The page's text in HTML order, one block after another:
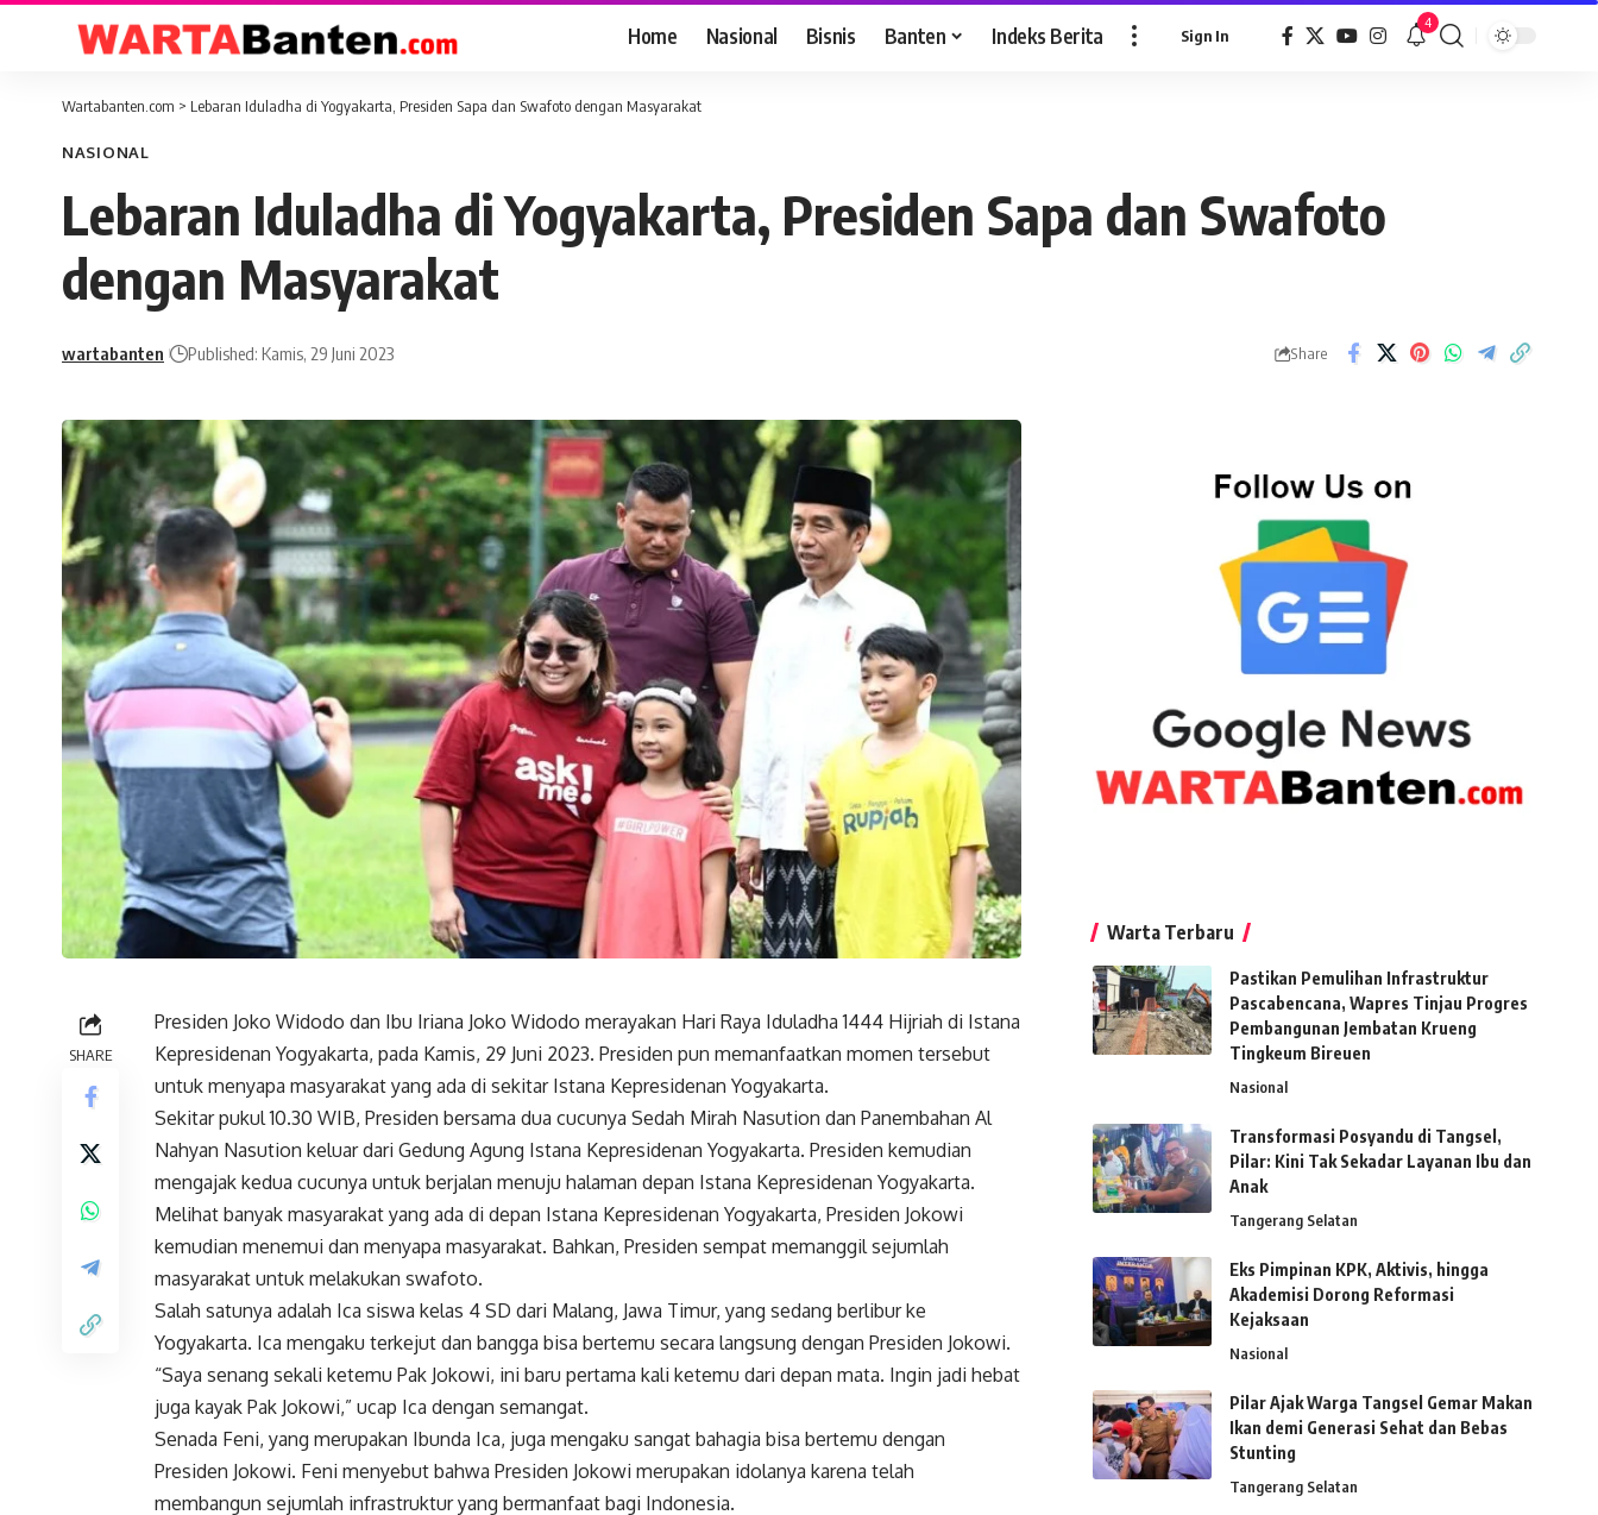
Home Nasional Bisnis Banten Indeks Berita Sign In
4
Wartabanten.com > Lebaran Iduladha di Yogyakarta, Presiden Sapa dan Swafoto dengan Masyarakat
NASIONAL
Lebaran Iduladha di Yogyakarta, Presiden Sapa dan Swafoto
dengan Masyarakat
wartabanten Published: Kamis, 29 Juni 2023 Share
SHARE
Presiden Joko Widodo dan Ibu Iriana Joko Widodo merayakan Hari Raya Iduladha 1444 Hijriah di Istana
Kepresidenan Yogyakarta, pada Kamis, 29 Juni 2023. Presiden pun memanfaatkan momen tersebut
untuk menyapa masyarakat yang ada di sekitar Istana Kepresidenan Yogyakarta.
Sekitar pukul 10.30 WIB, Presiden bersama dua cucunya Sedah Mirah Nasution dan Panembahan Al
Nahyan Nasution keluar dari Gedung Agung Istana Kepresidenan Yogyakarta. Presiden kemudian
mengajak kedua cucunya untuk berjalan menuju halaman depan Istana Kepresidenan Yogyakarta.
Melihat banyak masyarakat yang ada di depan Istana Kepresidenan Yogyakarta, Presiden Jokowi
kemudian menemui dan menyapa masyarakat. Bahkan, Presiden sempat memanggil sejumlah
masyarakat untuk melakukan swafoto.
Salah satunya adalah Ica siswa kelas 4 SD dari Malang, Jawa Timur, yang sedang berlibur ke
Yogyakarta. Ica mengaku terkejut dan bangga bisa bertemu secara langsung dengan Presiden Jokowi.
“Saya senang sekali ketemu Pak Jokowi, ini baru pertama kali ketemu dari depan mata. Ingin jadi hebat
juga kayak Pak Jokowi,” ucap Ica dengan semangat.
Senada Feni, yang merupakan Ibunda Ica, juga mengaku sangat bahagia bisa bertemu dengan
Presiden Jokowi. Feni menyebut bahwa Presiden Jokowi merupakan idolanya karena telah
membangun sejumlah infrastruktur yang bermanfaat bagi Indonesia.
Warta Terbaru
Pastikan Pemulihan Infrastruktur
Pascabencana, Wapres Tinjau Progres
Pembangunan Jembatan Krueng
Tingkeum Bireuen
Nasional
Transformasi Posyandu di Tangsel,
Pilar: Kini Tak Sekadar Layanan Ibu dan
Anak
Tangerang Selatan
Eks Pimpinan KPK, Aktivis, hingga
Akademisi Dorong Reformasi
Kejaksaan
Nasional
Pilar Ajak Warga Tangsel Gemar Makan
Ikan demi Generasi Sehat dan Bebas
Stunting
Tangerang Selatan